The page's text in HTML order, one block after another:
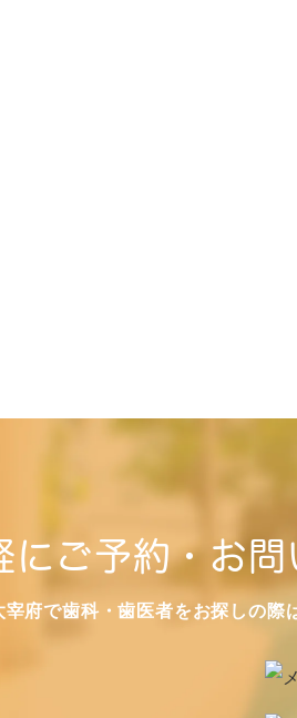
にご予約・お
宰府で歯科・歯医者をお探しの際